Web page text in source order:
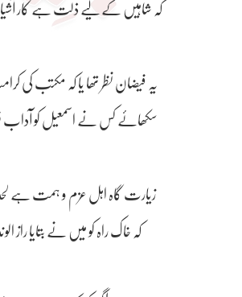
کہ شاہیں کے لیے ذلت ہے کار
یہ فیضان نظر تھا یا کہ مکتب کی
سکھائے کس نے اسمعیل کو آداب
زیارت گاہ اہل عزم و ہمت ہے
کہ خاک راہ کو میں نے بتایا راز